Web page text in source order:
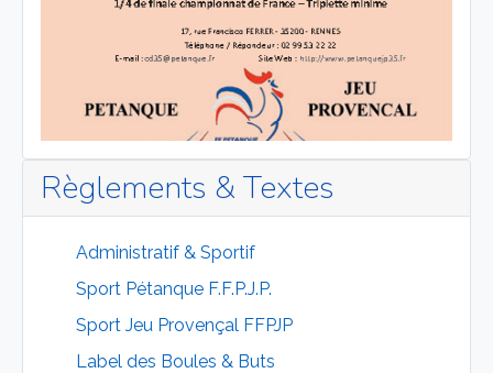
Règlements & Textes
Administratif & Sportif
Sport Pétanque F.F.P.J.P.
Sport Jeu Provençal FFPJP
Label des Boules & Buts